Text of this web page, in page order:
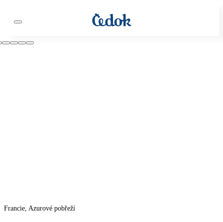
Francie, Azurové pobřeží